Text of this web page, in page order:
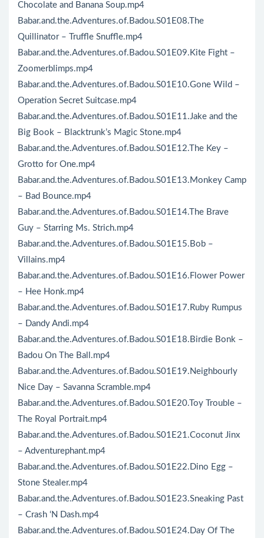
Chocolate and Banana Soup.mp4
Babar.and.the.Adventures.of.Badou.S01E08.The
Quillinator – Truffle Snuffle.mp4
Babar.and.the.Adventures.of.Badou.S01E09.Kite Fight –
Zoomerblimps.mp4
Babar.and.the.Adventures.of.Badou.S01E10.Gone Wild –
Operation Secret Suitcase.mp4
Babar.and.the.Adventures.of.Badou.S01E11.Jake and the
Big Book – Blacktrunk’s Magic Stone.mp4
Babar.and.the.Adventures.of.Badou.S01E12.The Key –
Grotto for One.mp4
Babar.and.the.Adventures.of.Badou.S01E13.Monkey Camp
– Bad Bounce.mp4
Babar.and.the.Adventures.of.Badou.S01E14.The Brave
Guy – Starring Ms. Strich.mp4
Babar.and.the.Adventures.of.Badou.S01E15.Bob –
Villains.mp4
Babar.and.the.Adventures.of.Badou.S01E16.Flower Power
– Hee Honk.mp4
Babar.and.the.Adventures.of.Badou.S01E17.Ruby Rumpus
– Dandy Andi.mp4
Babar.and.the.Adventures.of.Badou.S01E18.Birdie Bonk –
Badou On The Ball.mp4
Babar.and.the.Adventures.of.Badou.S01E19.Neighbourly
Nice Day – Savanna Scramble.mp4
Babar.and.the.Adventures.of.Badou.S01E20.Toy Trouble –
The Royal Portrait.mp4
Babar.and.the.Adventures.of.Badou.S01E21.Coconut Jinx
– Adventurephant.mp4
Babar.and.the.Adventures.of.Badou.S01E22.Dino Egg –
Stone Stealer.mp4
Babar.and.the.Adventures.of.Badou.S01E23.Sneaking Past
– Crash ‘N Dash.mp4
Babar.and.the.Adventures.of.Badou.S01E24.Day Of The